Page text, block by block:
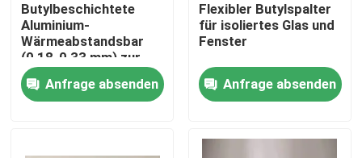
Haus
Produkte
Butylbeschichtete
Aluminium-
Wärmeabstandsbar
(0,18-0,33 mm) zur
Verklebung von Glas
an
Tür-/Fensterrahmen
Anfrage absenden
Flexibler Butylspalter
für isoliertes Glas und
Fenster
Anfrage absenden